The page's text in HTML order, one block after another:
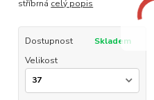
stříbrná celý popis
Dostupnost
Skladem
Velikost